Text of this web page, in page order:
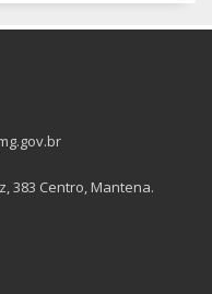
383 Centro, Mantena.